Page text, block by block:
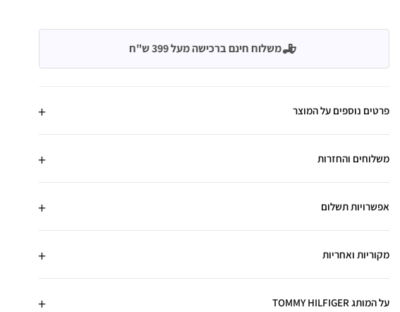
משלוח חינם ברכישה מעל 399 ש"ח
פרטים נוספים על המוצר
משלוחים והחזרות
אפשרויות תשלום
מקוריות ואחריות
על המותג TOMMY HILFIGER